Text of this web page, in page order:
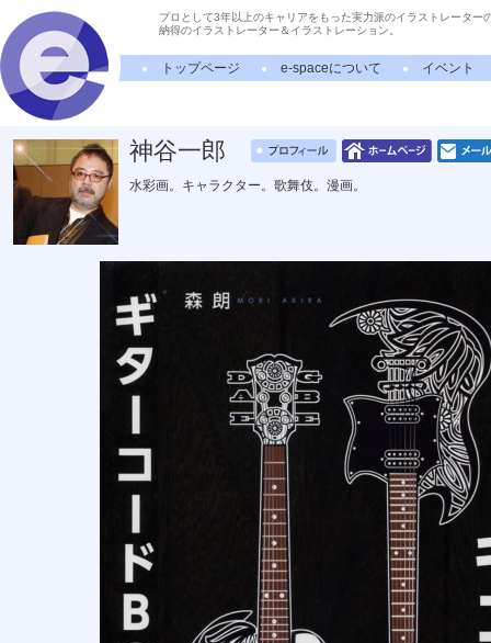
プロとして3年以上のキャリアをもった実力派のイラストレーター
納得のイラストレーター＆イラストレーション。
トップページ e-spaceについて イベント
神谷一郎
水彩画。キャラクター。歌舞伎。漫画。